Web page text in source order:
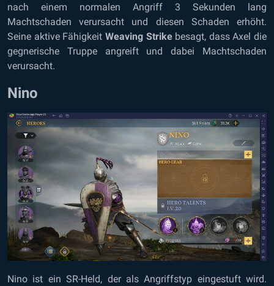
nach einem normalen Angriff 3 Sekunden lang
Machtschaden verursacht und diesen Schaden erhöht.
Seine aktive Fähigkeit Weaving Strikebesagt, dass Axel die
gegnerische Truppe angreift und dabei Machtschaden
verursacht.
Nino
Nino ist ein SR-Held, der als Angriffstyp eingestuft wird.